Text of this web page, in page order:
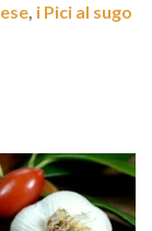
, i Pici al sugo